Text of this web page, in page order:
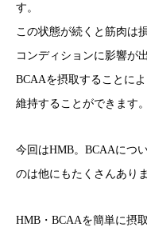
す。
この状態が続くと筋肉は
コンディションに影響が
BCAAを摂取することに
維持することができます。
今回はHMB。BCAAにつ
のは他にもたくさんあり
HMB・BCAAを簡単に摂